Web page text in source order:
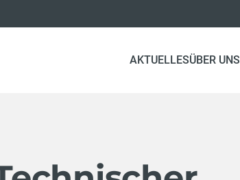
AKTUELLESÜBER UNS